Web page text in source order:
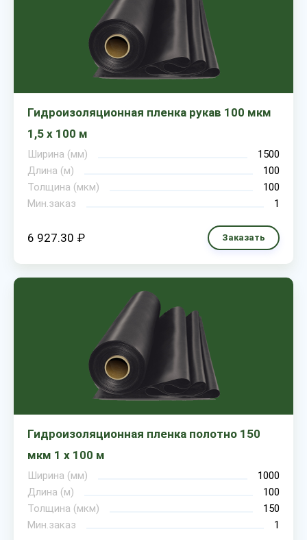
Гидроизоляционная пленка рукав 100 мкм
1,5 х 100 м
Ширина (мм)
1500
Длина (м)
100
Толщина (мкм)
100
Мин.заказ
1
6 927.30 ₽ Заказать
Гидроизоляционная пленка полотно 150
мкм 1 х 100 м
Ширина (мм)
1000
Длина (м)
100
Толщина (мкм)
150
Мин.заказ
1